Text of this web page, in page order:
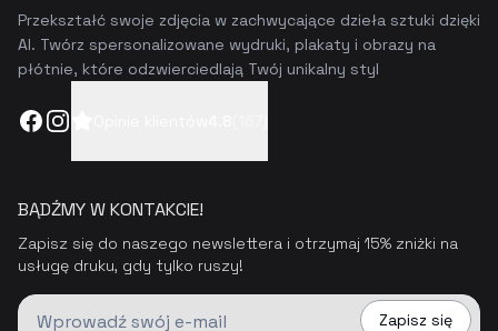
Przekształć swoje zdjęcia w zachwycające dzieła sztuki dzięki
AI. Twórz spersonalizowane wydruki, plakaty i obrazy na
płótnie, które odzwierciedlają Twój unikalny styl
BĄDŹMY W KONTAKCIE!
Zapisz się do naszego newslettera i otrzymaj 15% zniżki na
usługę druku, gdy tylko ruszy!
Zapisz się